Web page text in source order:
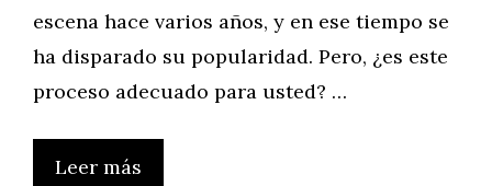
escena hace varios años, y en ese tiempo se
ha disparado su popularidad. Pero, ¿es este
proceso adecuado para usted? …
Leer más